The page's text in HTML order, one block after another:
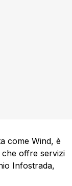
come Wind, è
che offre servizi
Infostrada,